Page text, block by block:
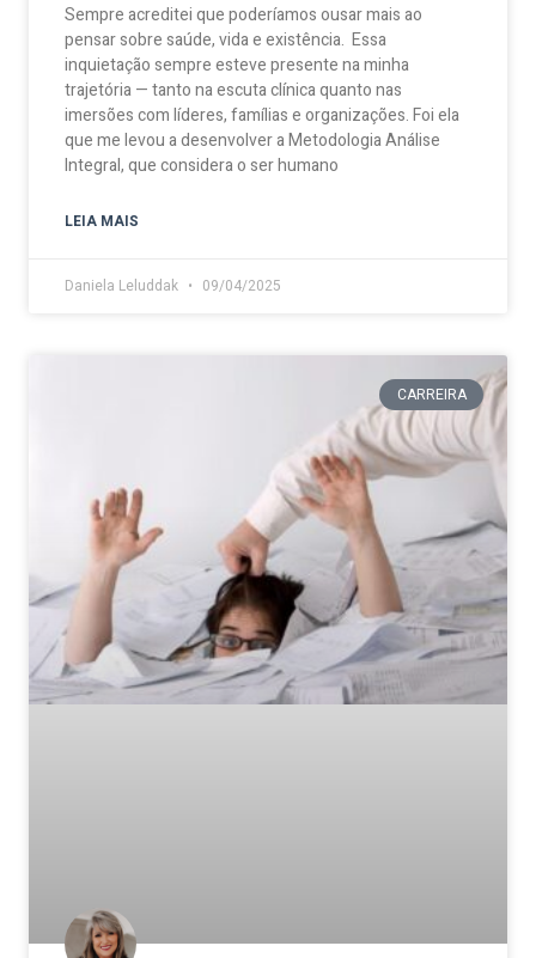
Sempre acreditei que poderíamos ousar mais ao
pensar sobre saúde, vida e existência. Essa
inquietação sempre esteve presente na minha
trajetória — tanto na escuta clínica quanto nas
imersões com líderes, famílias e organizações. Foi ela
que me levou a desenvolver a Metodologia Análise
Integral, que considera o ser humano
LEIA MAIS
Daniela Leluddak 09/04/2025
CARREIRA